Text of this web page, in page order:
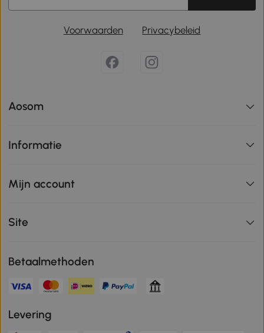
Voorwaarden Privacybeleid
Aosom
Informatie
Mijn account
Site
Betaalmethoden
Levering